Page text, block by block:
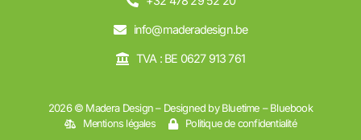
info@maderadesign.be
TVA : BE 0627 913 761
2026 © Madera Design – Designed by Bluetime – Bluebook
Mentions légales Politique de confidentialité